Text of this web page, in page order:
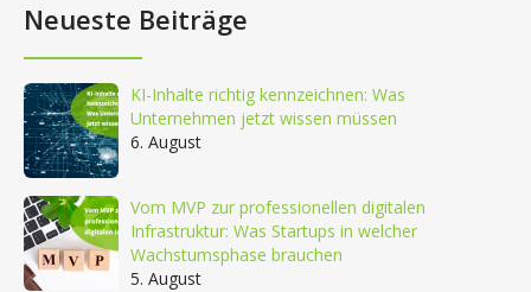
Neueste Beiträge
KI-Inhalte richtig kennzeichnen: Was
Unternehmen jetzt wissen müssen
6. August
Vom MVP zur professionellen digitalen
Infrastruktur: Was Startups in welcher
Wachstumsphase brauchen
5. August